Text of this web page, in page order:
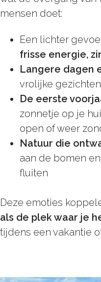
mensen doet:
Een lichter
frisse energie,
Langere dagen
vrolijke
De eerste
zonnetje op je
open of weer
Natuur die
aan de bomen
fluiten
Deze emoties
als de plek waar je
tijdens een vakantie